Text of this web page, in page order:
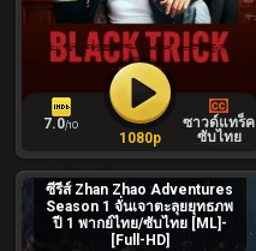
7.0/10
ซาวด์แทร็ค
ซับไทย
1080p
ซีรีส์ Zhan Zhao Adventures
Season 1 จั่นเจาตะลุยยุทธภพ
ปี 1 พากย์ไทย/ซับไทย [ML]-
[Full-HD]